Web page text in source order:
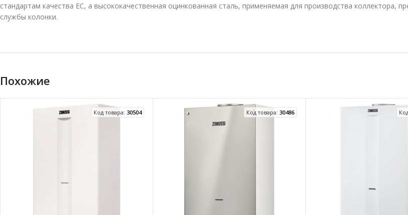
стандартам качества ЕС, а высококачественная оцинкованная сталь, применяемая для производства коллектора,
службы колонки.
Похожие
Код товара: 30504 Код товара: 30486